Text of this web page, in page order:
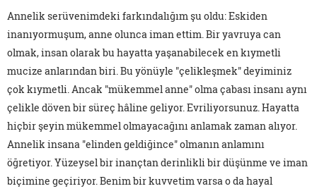
Annelik serüvenimdeki farkındalığım şu oldu: Eskiden
inanıyormuşum, anne olunca iman ettim. Bir yavruya can
olmak, insan olarak bu hayatta yaşanabilecek en kıymetli
mucize anlarından biri. Bu yönüyle "çelikleşmek" deyiminiz
çok kıymetli. Ancak "mükemmel anne" olma çabası insanı aynı
çelikle döven bir süreç hâline geliyor. Evriliyorsunuz. Hayatta
hiçbir şeyin mükemmel olmayacağını anlamak zaman alıyor.
Annelik insana "elinden geldiğince" olmanın anlamını
öğretiyor. Yüzeysel bir inançtan derinlikli bir düşünme ve iman
biçimine geçiriyor. Benim bir kuvvetim varsa o da hayal